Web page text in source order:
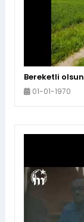
Bereketli olsun
01-01-1970